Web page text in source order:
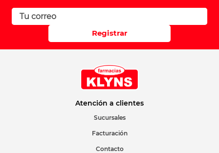
Registrar
Atención a clientes
Sucursales
Facturación
Contacto